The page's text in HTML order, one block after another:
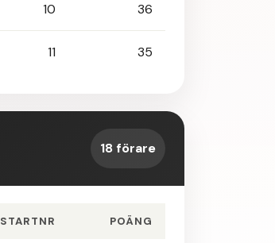
10 36
11 35
18 förare
STARTNR POÄNG